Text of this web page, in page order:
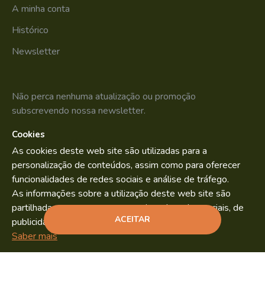
ADICIONAR
A minha conta
Histórico
Newsletter
Não perca nenhuma atualização ou promoção
subscrevendo nossa newsletter.
Li e aceito osPolítica de Privacidade
Copyright © 2022. ByBild.pt
ACEITAR
Cookies
As cookies deste web site são utilizadas para a
personalização de conteúdos, assim como para oferecer
funcionalidades de redes sociais e análise de tráfego.
As informações sobre a utilização deste web site são
partilhadas com os nossos parceiros de redes sociais, de
publicidade e análise.
Saber mais